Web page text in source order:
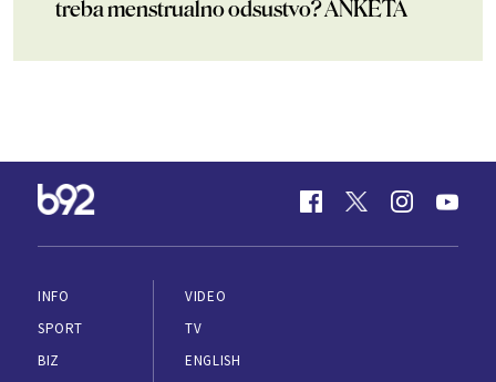
treba menstrualno odsustvo? ANKETA
INFO
SPORT
BIZ
VIDEO
TV
ENGLISH